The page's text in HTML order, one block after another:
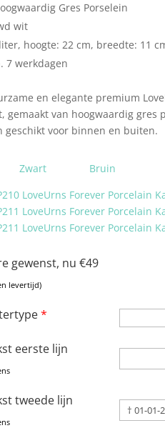
Gres Porselein
wit
hoogte: 22 cm, breedte: 11
7 werkdagen
en elegante premium
gemaakt van hoogwaardig gres
geschikt voor binnen en buiten.
Zwart Bruin
gewenst, nu €49
levertijd)
*
eerste lijn
tweede lijn